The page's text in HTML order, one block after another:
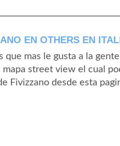
EN OTHERS EN
mas le gusta a la
street view el cual
Fivizzano desde esta